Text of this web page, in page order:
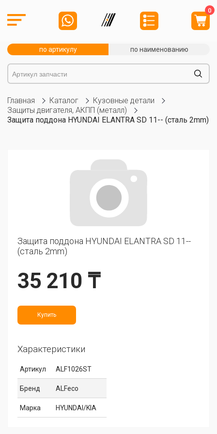
0
по артикулу по наименованию
Главная Каталог
Кузовные детали
Защиты двигателя, АКПП (металл)
Защита поддона HYUNDAI ELANTRA SD 11-- (сталь 2mm)
Защита поддона HYUNDAI ELANTRA SD 11--
(сталь 2mm)
35 210 ₸
Купить
Характеристики
Артикул ALF1026ST
Бренд ALFeco
Марка HYUNDAI/KIA